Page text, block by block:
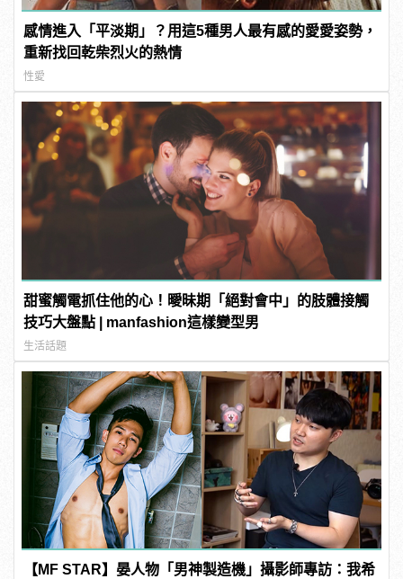
感情進入「平淡期」？用這5種男人最有感的愛愛姿勢，
重新找回乾柴烈火的熱情
性愛
甜蜜觸電抓住他的心！曖昧期「絕對會中」的肢體接觸
技巧大盤點 | manfashion這樣變型男
生活話題
【MF STAR】晏人物「男神製造機」攝影師專訪：我希